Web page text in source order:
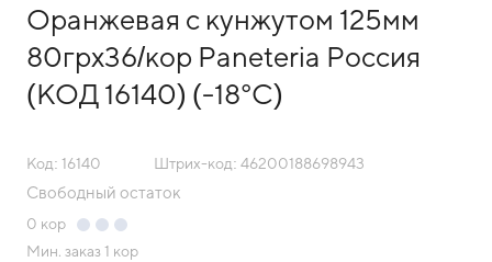
Оранжевая с кунжутом 125мм
80грх36/кор Paneteria Россия
(КОД 16140) (-18°С)
Код: 16140 Штрих-код: 46200188698943
Свободный остаток
0 кор
Мин. заказ 1 кор